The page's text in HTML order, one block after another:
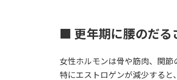
■ 更年期に腰のだる
女性ホルモンは骨や筋肉、関節
特にエストロゲンが減少する